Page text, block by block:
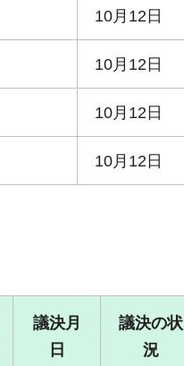
10月12日
10月12日
10月12日
10月12日
議決月
日
議決の状
況